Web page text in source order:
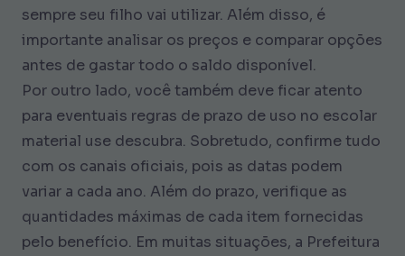
sempre seu filho vai utilizar. Além disso, é
importante analisar os preços e comparar opções
antes de gastar todo o saldo disponível.
Por outro lado, você também deve ficar atento
para eventuais regras de prazo de uso no escolar
material use descubra. Sobretudo, confirme tudo
com os canais oficiais, pois as datas podem
variar a cada ano. Além do prazo, verifique as
quantidades máximas de cada item fornecidas
pelo benefício. Em muitas situações, a Prefeitura